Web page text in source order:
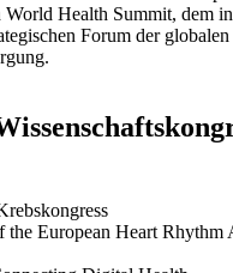
World Health Summit, dem
Forum der globalen
the European Heart Rhythm